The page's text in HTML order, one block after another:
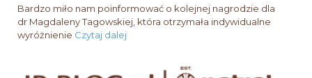
Bardzo miło nam poinformować o kolejnej nagrodzie dla
dr Magdaleny Tagowskiej, która otrzymała indywidualne
wyróżnienie Czytaj dalej